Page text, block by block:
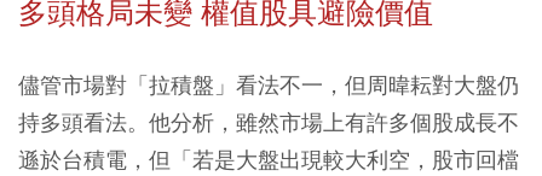
多頭格局未變 權值股具避險價值
儘管市場對「拉積盤」看法不一，但周暐耘對大盤仍
持多頭看法。他分析，雖然市場上有許多個股成長不
遜於台積電，但「若是大盤出現較大利空，股市回檔